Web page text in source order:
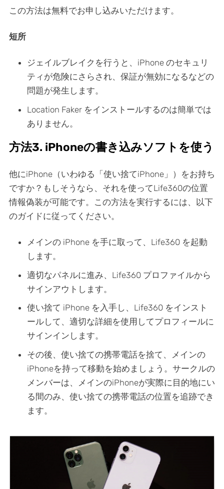
この方法は無料でお申し込みいただけます。
短所
ジェイルブレイクを行うと、iPhone のセキュリ
ティが危険にさらされ、保証が無効になるなどの
問題が発生します。
Location Faker をインストールするのは簡単では
ありません。
方法3. iPhoneの書き込みソフトを使う
他にiPhone（いわゆる「使い捨てiPhone」）をお持ち
ですか？もしそうなら、それを使ってLife360の位置
情報偽装が可能です。この方法を実行するには、以下
のガイドに従ってください。
メインの iPhone を手に取って、Life360 を起動
します。
適切なパネルに進み、Life360 プロファイルから
サインアウトします。
使い捨て iPhone を入手し、Life360 をインスト
ールして、適切な詳細を使用してプロフィールに
サインインします。
その後、使い捨ての携帯電話を捨て、メインの
iPhoneを持って移動を始めましょう。サークルの
メンバーは、メインのiPhoneが実際に目的地にい
る間のみ、使い捨ての携帯電話の位置を追跡でき
ます。